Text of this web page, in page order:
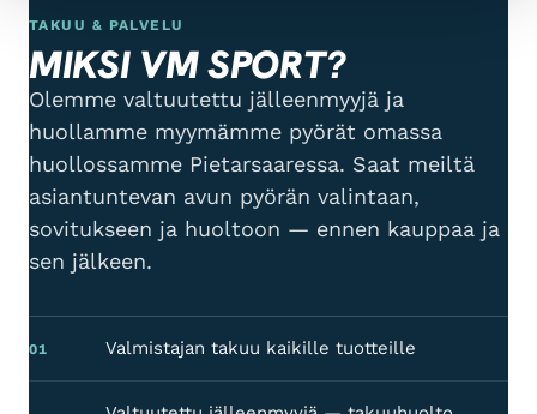
TAKUU & PALVELU
MIKSI VM SPORT?
Olemme valtuutettu jälleenmyyjä ja
huollamme myymämme pyörät omassa
huollossamme Pietarsaaressa. Saat meiltä
asiantuntevan avun pyörän valintaan,
sovitukseen ja huoltoon — ennen kauppaa ja
sen jälkeen.
01 Valmistajan takuu kaikille tuotteille